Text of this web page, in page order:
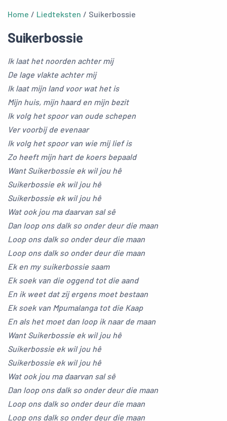
Home / Liedteksten / Suikerbossie
Suikerbossie
Ik laat het noorden achter mij
De lage vlakte achter mij
Ik laat mijn land voor wat het is
Mijn huis, mijn haard en mijn bezit
Ik volg het spoor van oude schepen
Ver voorbij de evenaar
Ik volg het spoor van wie mij lief is
Zo heeft mijn hart de koers bepaald
Want Suikerbossie ek wil jou hê
Suikerbossie ek wil jou hê
Suikerbossie ek wil jou hê
Wat ook jou ma daarvan sal sê
Dan loop ons dalk so onder deur die maan
Loop ons dalk so onder deur die maan
Loop ons dalk so onder deur die maan
Ek en my suikerbossie saam
Ek soek van die oggend tot die aand
En ik weet dat zij ergens moet bestaan
Ek soek van Mpumalanga tot die Kaap
En als het moet dan loop ik naar de maan
Want Suikerbossie ek wil jou hê
Suikerbossie ek wil jou hê
Suikerbossie ek wil jou hê
Wat ook jou ma daarvan sal sê
Dan loop ons dalk so onder deur die maan
Loop ons dalk so onder deur die maan
Loop ons dalk so onder deur die maan